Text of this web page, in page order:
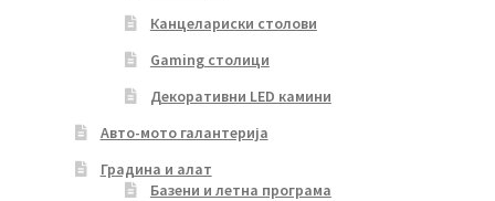
Канцелариски столови
Gaming столици
Декоративни LED камини
Авто-мото галантерија
Градина и алат
Базени и летна програма